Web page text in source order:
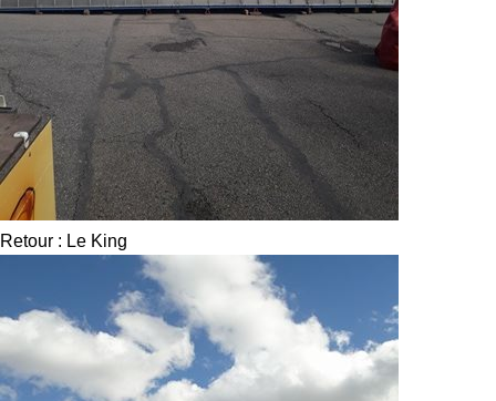
Retour : Le King